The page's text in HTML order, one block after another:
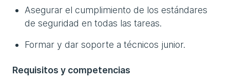
Asegurar el cumplimiento de los estándares
de seguridad en todas las tareas.
Formar y dar soporte a técnicos junior.
Requisitos y competencias